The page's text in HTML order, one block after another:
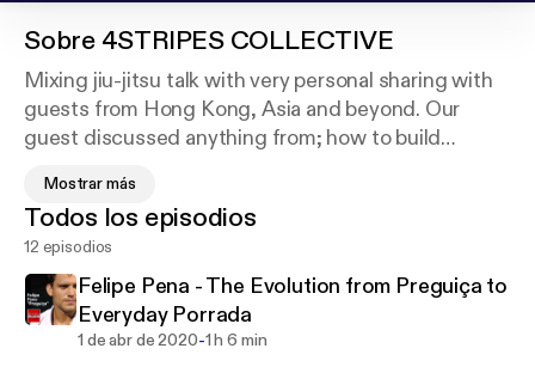
Sobre 4STRIPES COLLECTIVE
Mixing jiu-jitsu talk with very personal sharing with
guests from Hong Kong, Asia and beyond. Our
guest discussed anything from; how to build
ass off the cliff; perfecting your mother’s chicken
congee; and thrive from having deliberately invited
challenges into your life… You get the drift. This is
4STRIPES Collective podcast – Pure self. There’s
something for everyone in these episodes from our
awesome martial arts and jiu jitsu community in
Mostrar más
Todos los episodios
12 episodios
Felipe Pena - The Evolution from Preguiça to
Everyday Porrada
1 de abr de 2020-1 h 6 min